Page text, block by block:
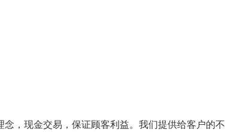
，现金交易，保证顾客利益。我们提供给客户的